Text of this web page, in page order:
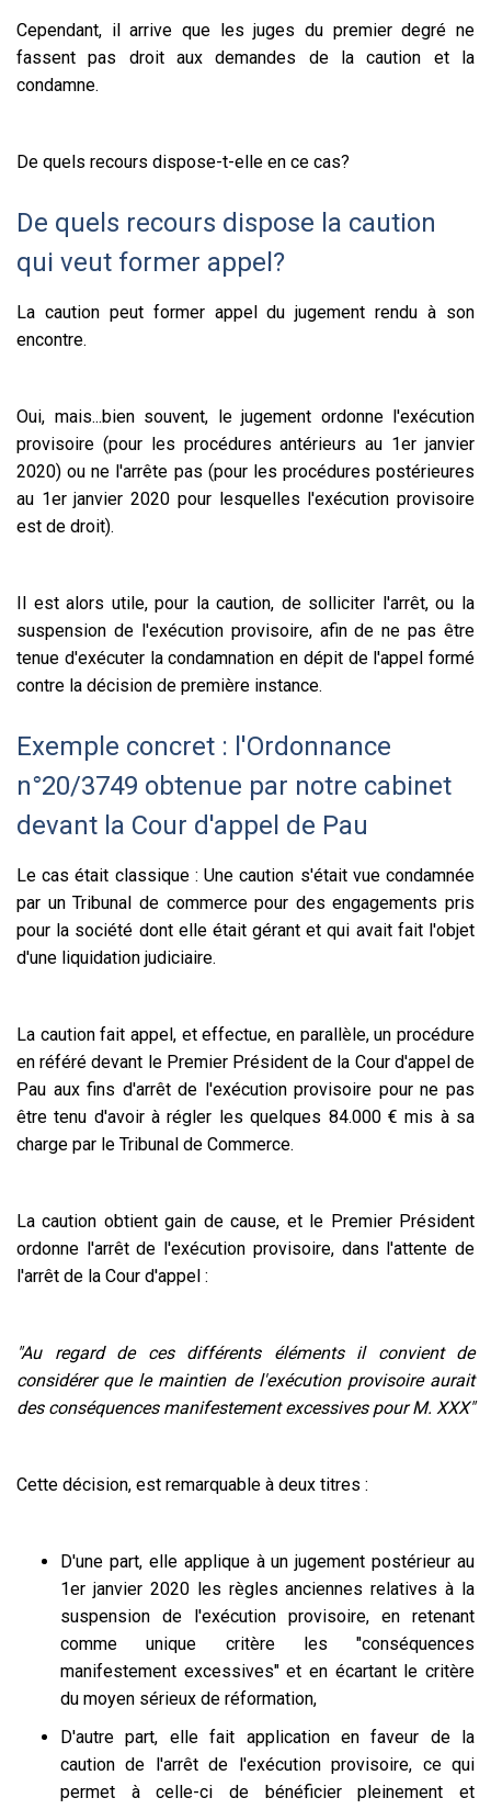
Cependant, il arrive que les juges du premier degré ne
fassent pas droit aux demandes de la caution et la
condamne.
De quels recours dispose-t-elle en ce cas?
De quels recours dispose la caution
qui veut former appel?
La caution peut former appel du jugement rendu à son
encontre.
Oui, mais...bien souvent, le jugement ordonne l'exécution
provisoire (pour les procédures antérieurs au 1er janvier
2020) ou ne l'arrête pas (pour les procédures postérieures
au 1er janvier 2020 pour lesquelles l'exécution provisoire
est de droit).
Il est alors utile, pour la caution, de solliciter l'arrêt, ou la
suspension de l'exécution provisoire, afin de ne pas être
tenue d'exécuter la condamnation en dépit de l'appel formé
contre la décision de première instance.
Exemple concret : l'Ordonnance
n°20/3749 obtenue par notre cabinet
devant la Cour d'appel de Pau
Le cas était classique : Une caution s'était vue condamnée
par un Tribunal de commerce pour des engagements pris
pour la société dont elle était gérant et qui avait fait l'objet
d'une liquidation judiciaire.
La caution fait appel, et effectue, en parallèle, un procédure
en référé devant le Premier Président de la Cour d'appel de
Pau aux fins d'arrêt de l'exécution provisoire pour ne pas
être tenu d'avoir à régler les quelques 84.000 € mis à sa
charge par le Tribunal de Commerce.
La caution obtient gain de cause, et le Premier Président
ordonne l'arrêt de l'exécution provisoire, dans l'attente de
l'arrêt de la Cour d'appel :
"Au regard de ces différents éléments il convient de
considérer que le maintien de l'exécution provisoire aurait
des conséquences manifestement excessives pour M. XXX"
Cette décision, est remarquable à deux titres :
D'une part, elle applique à un jugement postérieur au
1er janvier 2020 les règles anciennes relatives à la
suspension de l'exécution provisoire, en retenant
comme unique critère les "conséquences
manifestement excessives" et en écartant le critère
du moyen sérieux de réformation,
D'autre part, elle fait application en faveur de la
caution de l'arrêt de l'exécution provisoire, ce qui
permet à celle-ci de bénéficier pleinement et